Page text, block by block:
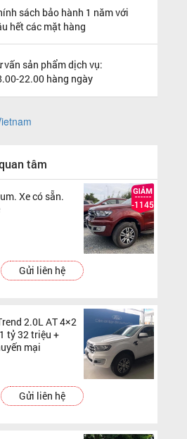
sách bảo hành 1 năm với
hết các mặt hàng
vấn sản phẩm dịch vụ:
22.00 hàng ngày
tâm
-
Xe có sẵn.
Gửi liên hệ
2.0L AT 4×2
tỷ 32 triệu +
mại
Gửi liên hệ